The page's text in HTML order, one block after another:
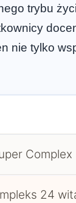
trybu
nie tylko
Complex
24